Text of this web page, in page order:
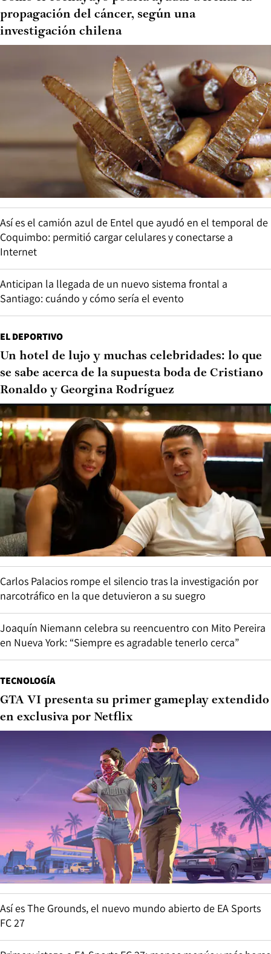
propagación del cáncer, según una
investigación chilena
Así es el camión azul de Entel que ayudó en el temporal de
Coquimbo: permitió cargar celulares y conectarse a
Internet
Anticipan la llegada de un nuevo sistema frontal a
Santiago: cuándo y cómo sería el evento
EL DEPORTIVO
Un hotel de lujo y muchas celebridades: lo que
se sabe acerca de la supuesta boda de Cristiano
Ronaldo y Georgina Rodríguez
Carlos Palacios rompe el silencio tras la investigación por
narcotráfico en la que detuvieron a su suegro
Joaquín Niemann celebra su reencuentro con Mito Pereira
en Nueva York: “Siempre es agradable tenerlo cerca”
TECNOLOGÍA
GTA VI presenta su primer gameplay extendido
en exclusiva por Netflix
Así es The Grounds, el nuevo mundo abierto de EA Sports
FC 27